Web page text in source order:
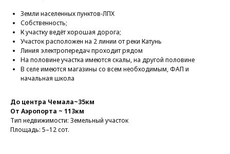
Земли населенных пунктов-ЛПХ
Собственность;
К участку ведёт хорошая дорога;
Участок расположен на 2 линии от реки Катунь
Линия электропередач проходит рядом
На половине участка имеются скалы, на другой половине
В селе имеются магазины со всем необходимым, ФАП и
начальная школа
До центра Чемала~35км
От Аэропорта ~ 113км
Тип недвижимости: Земельный участок
Площадь: 5–12 сот.